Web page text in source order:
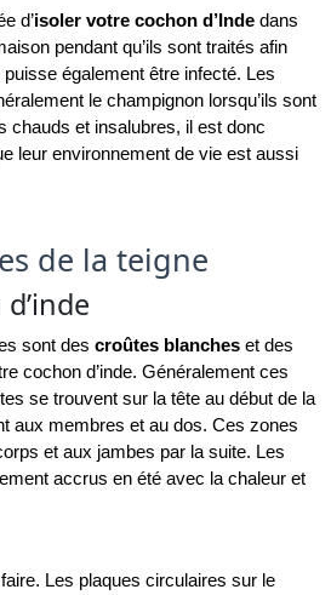
d’isoler votre cochon d’Inde dans
pendant qu’ils sont traités afin
puisse également être infecté. Les
le champignon lorsqu’ils sont
chauds et insalubres, il est donc
leur environnement de vie est aussi
de la teigne
sont des croûtes blanches
cochon d’inde. Généralement ces
se trouvent sur la tête au début de la
aux membres et au dos. Ces zones
et aux jambes par la suite. Les
accrus en été avec la chaleur et
Les plaques circulaires sur le